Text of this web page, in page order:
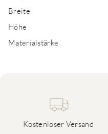
Breite
Höhe
Materialstärke
Kostenloser Versand